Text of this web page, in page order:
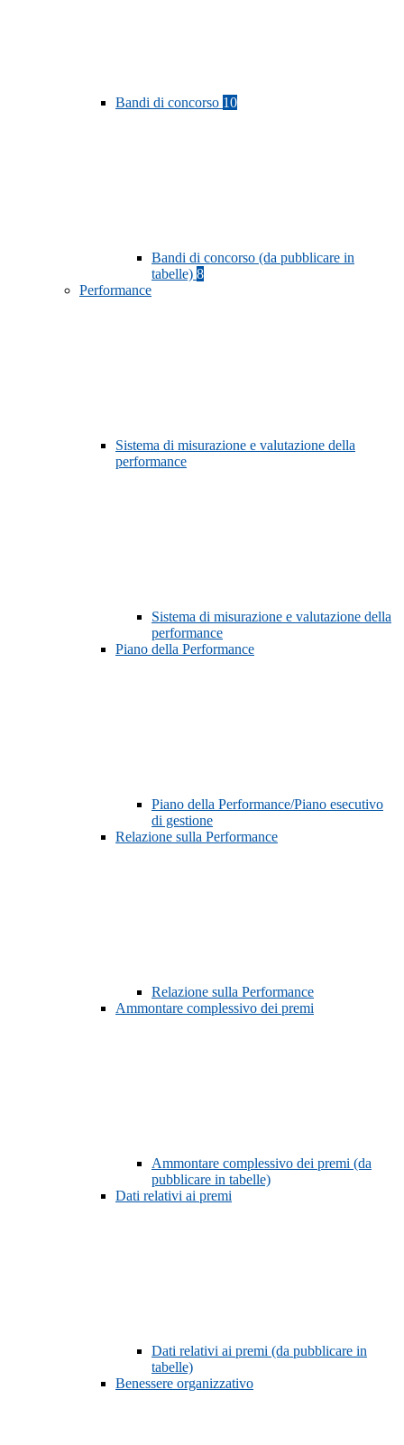
Bandi di concorso 10
Bandi di concorso (da pubblicare in
tabelle) 8
Performance
Sistema di misurazione e valutazione della
performance
Sistema di misurazione e valutazione della
performance
Piano della Performance
Piano della Performance/Piano esecutivo
di gestione
Relazione sulla Performance
Relazione sulla Performance
Ammontare complessivo dei premi
Ammontare complessivo dei premi (da
pubblicare in tabelle)
Dati relativi ai premi
Dati relativi ai premi (da pubblicare in
tabelle)
Benessere organizzativo